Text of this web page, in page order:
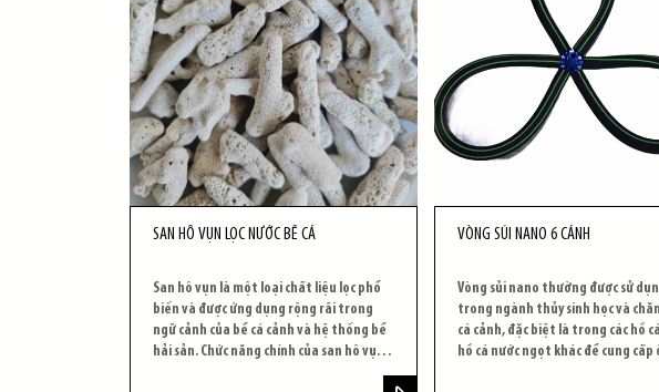
SAN HÔ VỤN LỌC NƯỚC BỂ CÁ
San hô vụn là một loại chất liệu lọc phổ
biến và được ứng dụng rộng rãi trong
ngữ cảnh của bể cá cảnh và hệ thống bể
hải sản. Chức năng chính của san hô vụn
VÒNG SỦI NANO 6 CÁNH
Vòng sủi nano thường được sử
trong ngành thủy sinh học và
cá cảnh, đặc biệt là trong các hồ
hồ cá nước ngọt khác để cung cấp